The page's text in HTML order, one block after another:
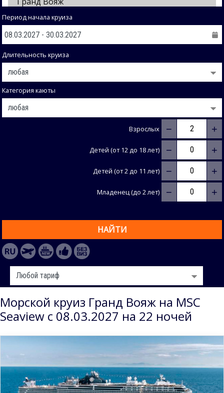
Период начала круиза
Длительность круиза
Категория каюты
Взрослых − +
Детей (от 12 до 18 лет) − +
Детей (от 2 до 11 лет) − +
Младенец (до 2 лет) − +
НАЙТИ
Морской круиз Гранд Вояж на MSC
Seaview с 08.03.2027 на 22 ночей